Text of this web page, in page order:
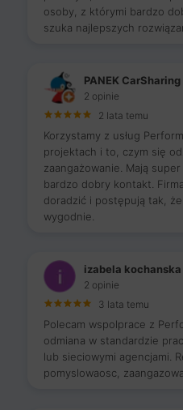
osoby, z którymi bardzo
szuka najlepszych
PANEK CarSharing
2 opinie
2 lata temu
Korzystamy z usług
projektach i to, czym się
zaangażowanie. Mają
bardzo dobry kontakt.
doradzić i postępują tak,
wygodnie.
izabela kochanska
2 opinie
3 lata temu
Polecam wspolprace z
odmiana w standardzie
lub sieciowymi agencjami.
pomyslowaosc,